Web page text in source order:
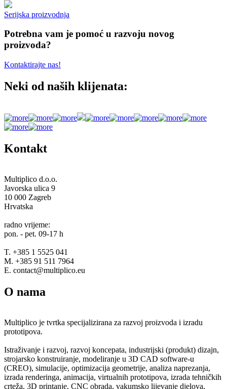
Serijska proizvodnja
Potrebna vam je pomoć u razvoju novog
proizvoda?
Kontaktirajte nas!
Neki od naših klijenata:
Kontakt
Multiplico d.o.o.
Javorska ulica 9
10 000 Zagreb
Hrvatska
radno vrijeme:
pon. - pet. 09-17 h
T. +385 1 5525 041
M. +385 91 511 7964
E. contact@multiplico.eu
O nama
Multiplico je tvrtka specijalizirana za razvoj proizvoda i izradu
prototipova.
Istraživanje i razvoj, razvoj koncepata, industrijski (produkt) dizajn,
strojarsko konstruiranje, modeliranje u 3D CAD software-u
(CREO), simulacije, optimizacija geometrije, analiza naprezanja,
izrada renderinga, animacija, virtualnih prototipova, izrada tehničkih
crteža, 3D printanje, CNC obrada, vakumsko lijevanje djelova,